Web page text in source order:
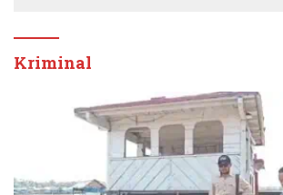
Kriminal